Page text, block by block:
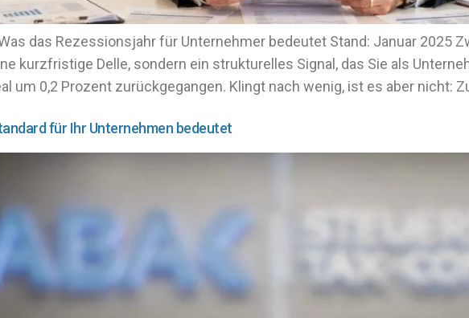
das Rezessionsjahr für Unternehmer bedeutet Stand: Januar 2025
kurzfristige Delle, sondern ein strukturelles Signal, das Sie als
um 0,2 Prozent zurückgegangen. Klingt nach wenig, ist es aber nicht:
für Ihr Unternehmen bedeutet